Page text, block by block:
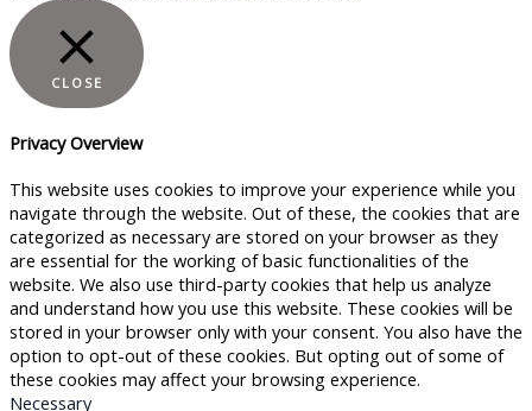
CLOSE
Privacy Overview
This website uses cookies to improve your experience while you
navigate through the website. Out of these, the cookies that are
categorized as necessary are stored on your browser as they
are essential for the working of basic functionalities of the
website. We also use third-party cookies that help us analyze
and understand how you use this website. These cookies will be
stored in your browser only with your consent. You also have the
option to opt-out of these cookies. But opting out of some of
these cookies may affect your browsing experience.
Necessary